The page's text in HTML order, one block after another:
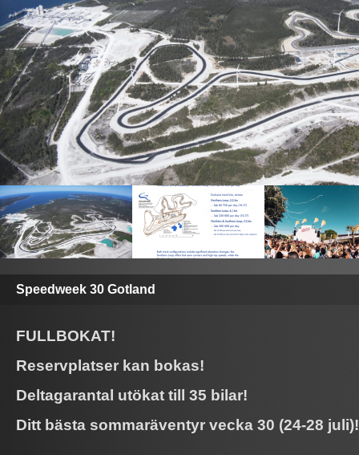
Speedweek 30 Gotland
FULLBOKAT!
Reservplatser kan bokas!
Deltagarantal utökat till 35 bilar!
Ditt bästa sommaräventyr vecka 30 (24-28 juli)!